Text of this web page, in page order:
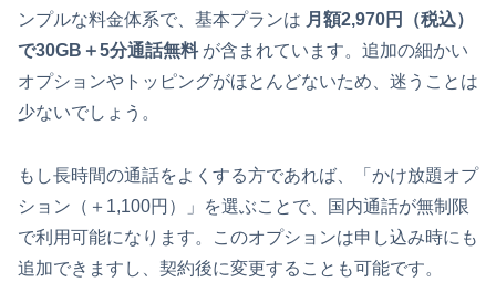
ンプルな料金体系で、基本プランは 月額2,970円（税込）
で30GB＋5分通話無料が含まれています。追加の細かい
オプションやトッピングがほとんどないため、迷うことは
少ないでしょう。
もし長時間の通話をよくする方であれば、「かけ放題オプ
ション（＋1,100円）」を選ぶことで、国内通話が無制限
で利用可能になります。このオプションは申し込み時にも
追加できますし、契約後に変更することも可能です。